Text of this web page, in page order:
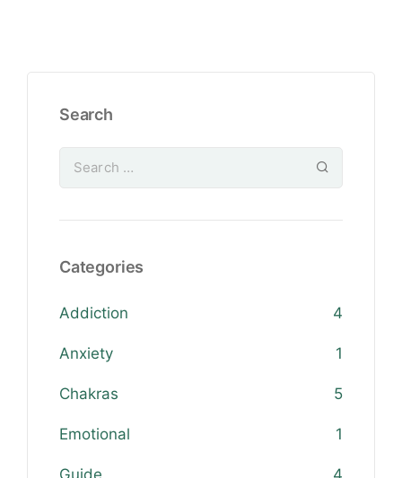
Search
Categories
Addiction 4
Anxiety 1
Chakras 5
Emotional 1
Guide 4